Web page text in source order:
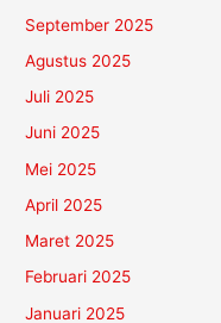
September 2025
Agustus 2025
Juli 2025
Juni 2025
Mei 2025
April 2025
Maret 2025
Februari 2025
Januari 2025